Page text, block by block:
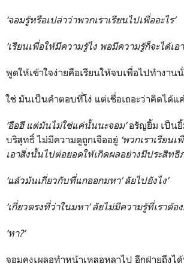
‘จอมรู้หรือเปล่าว่าพวกเราเรียนไปเพื่ออะไร’
‘เรียนเพื่อให้มีความรู้ไง พอมีความรู้ก็จะได้เอ
พูดให้เข้าใจง่ายคือเรียนให้จบเพื่อไปทำงาน
ใช่ มันเป็นคำตอบที่โง่ แต่เชื่อเถอะว่าคิดได้แ
‘อือฮึ แต่มันไม่ใช่แค่นั้นนะจอม’อรัญยิ้ม เป็นยิ้
บริสุทธิ์ ไม่มีความดูถูกเจืออยู่ ‘พวกเราเรียน
เอาสิ่งนั้นไปต่อยอดให้เกิดผลอย่างมีประสิทธิ
‘แล้วมันเกี่ยวกับที่แกออกมหา’ ลัยไปยังไง’
‘เกี่ยวตรงที่ว่าในมหา’ ลัยไม่มีความรู้ที่เราต้อง
‘หา?’
จอมคงเผลอทำหน้าเหลอหลาไป อีกฝ่ายถึงไ